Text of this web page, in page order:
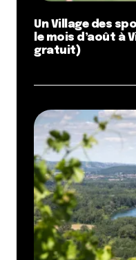
Répondre
Je n’y manquerai
Merci à vous !
Le Piaf Fou
Répondre
Et en plus,
carrément sympa !
de tester !
Camille
1 novembre 2010 à 23 h
Un Village des
le mois d’août à
gratuit)